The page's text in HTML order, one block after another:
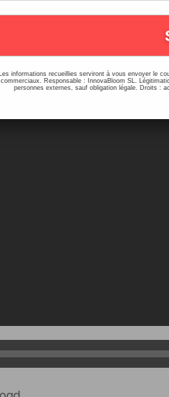
Les informations recueillies serviront à vous envoyer le
commerciaux. Responsable : InnovaBloom SL.
personnes externes, sauf obligation légale. Droits :